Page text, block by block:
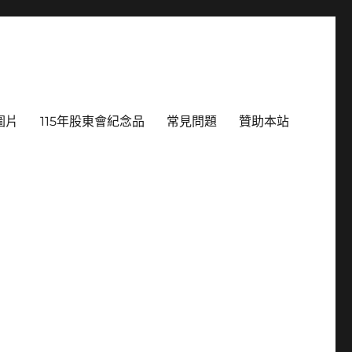
片 115年股東會紀念品 常見問題 贊助本站